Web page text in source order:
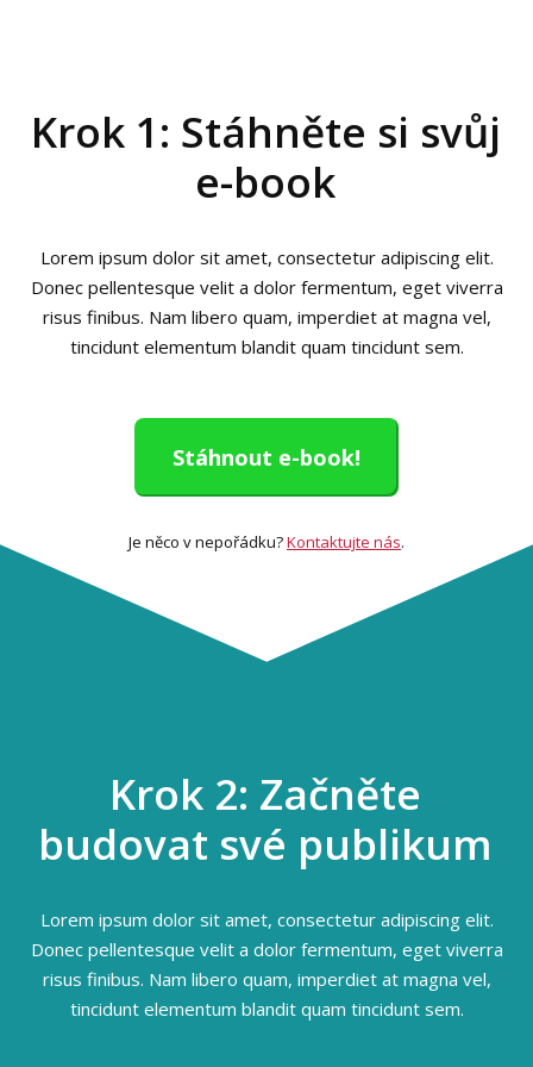
Krok 1: Stáhněte si svůj
e-book
Lorem ipsum dolor sit amet, consectetur adipiscing elit.
Donec pellentesque velit a dolor fermentum, eget viverra
risus finibus. Nam libero quam, imperdiet at magna vel,
tincidunt elementum blandit quam tincidunt sem.
Stáhnout e-book!
Je něco v nepořádku?Kontaktujte nás.
Krok 2: Začněte
budovat své publikum
Lorem ipsum dolor sit amet, consectetur adipiscing elit.
Donec pellentesque velit a dolor fermentum, eget viverra
risus finibus. Nam libero quam, imperdiet at magna vel,
tincidunt elementum blandit quam tincidunt sem.